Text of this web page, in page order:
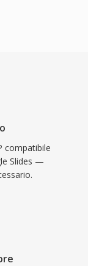
compatibile
Slides —